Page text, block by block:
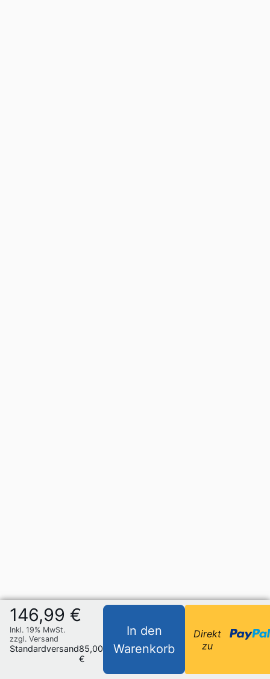
146,99 €
Inkl. 19% MwSt.
zzgl. Versand
Standardversand85,00
€
In den
Warenkorb
Direkt
zu